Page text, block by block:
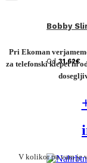
Bobby
Od31,62€
Pri Ekoman
za telefonski klepet in
V kolikor pa vam je